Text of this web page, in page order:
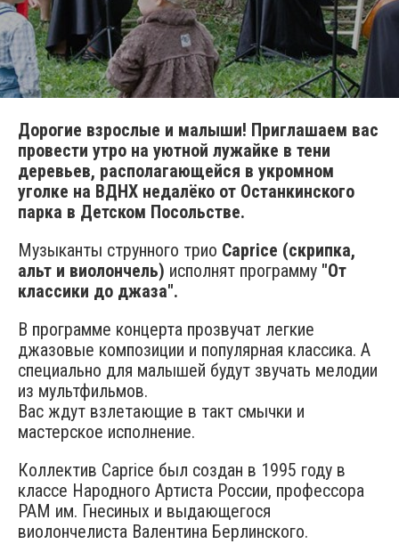
Дорогие взрослые и малыши! Приглашаем вас
провести утро на уютной лужайке в тени
деревьев, располагающейся в укромном
уголке на ВДНХ недалёко от Останкинского
парка в Детском Посольстве.
Музыканты струнного трио Caprice (скрипка,
альт и виолончель) исполнят программу "От
классики до джаза"​.
В программе концерта прозвучат легкие
джазовые композиции и популярная классика. А
специально для малышей будут звучать мелодии
из мультфильмов.
Вас ждут взлетающие в такт смычки и
мастерское исполнение.
Коллектив Caprice был создан в 1995 году в
классе Народного Артиста России, профессора
РАМ им. Гнесиных и выдающегося
виолончелиста Валентина Берлинского.